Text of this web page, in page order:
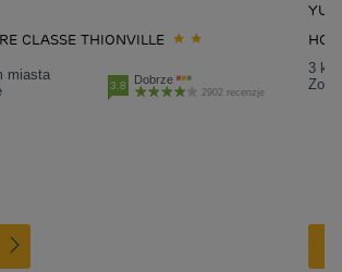
CLASSE THIONVILLE
miasta
3.8 Dobrze
2902 recenzje
3